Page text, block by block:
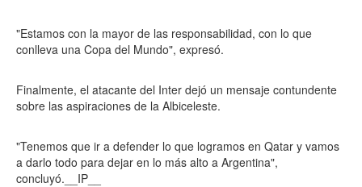
"Estamos con la mayor de las responsabilidad, con lo que
conlleva una Copa del Mundo", expresó.
Finalmente, el atacante del Inter dejó un mensaje contundente
sobre las aspiraciones de la Albiceleste.
"Tenemos que ir a defender lo que logramos en Qatar y vamos
a darlo todo para dejar en lo más alto a Argentina",
concluyó.__IP__